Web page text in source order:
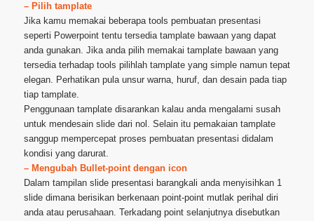
– Pilih tamplate
Jika kamu memakai beberapa tools pembuatan presentasi
seperti Powerpoint tentu tersedia tamplate bawaan yang dapat
anda gunakan. Jika anda pilih memakai tamplate bawaan yang
tersedia terhadap tools pilihlah tamplate yang simple namun tepat
elegan. Perhatikan pula unsur warna, huruf, dan desain pada tiap
tiap tamplate.
Penggunaan tamplate disarankan kalau anda mengalami susah
untuk mendesain slide dari nol. Selain itu pemakaian tamplate
sanggup mempercepat proses pembuatan presentasi didalam
kondisi yang darurat.
– Mengubah Bullet-point dengan icon
Dalam tampilan slide presentasi barangkali anda menyisihkan 1
slide dimana berisikan berkenaan point-point mutlak perihal diri
anda atau perusahaan. Terkadang point selanjutnya disebutkan